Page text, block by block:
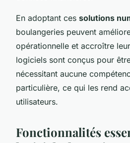
En adoptant ces solutions
boulangeries peuvent
opérationnelle et accroître
logiciels sont conçus pour
nécessitant aucune
particulière, ce qui les rend
utilisateurs.
Fonctionnalités